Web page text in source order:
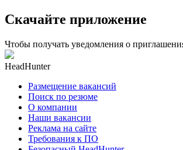
Скачайте приложение
Чтобы получать уведомления о
HeadHunter
Размещение вакансий
Поиск по резюме
О компании
Наши вакансии
Реклама на сайте
Требования к ПО